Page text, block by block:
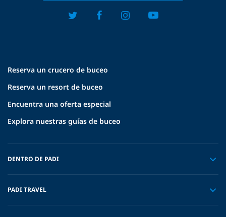
Reserva un crucero de buceo
Reserva un resort de buceo
Encuentra una oferta especial
Explora nuestras guías de buceo
DENTRO DE PADI
PADI TRAVEL